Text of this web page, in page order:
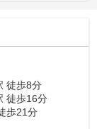
徒歩8分
徒歩16分
歩21分